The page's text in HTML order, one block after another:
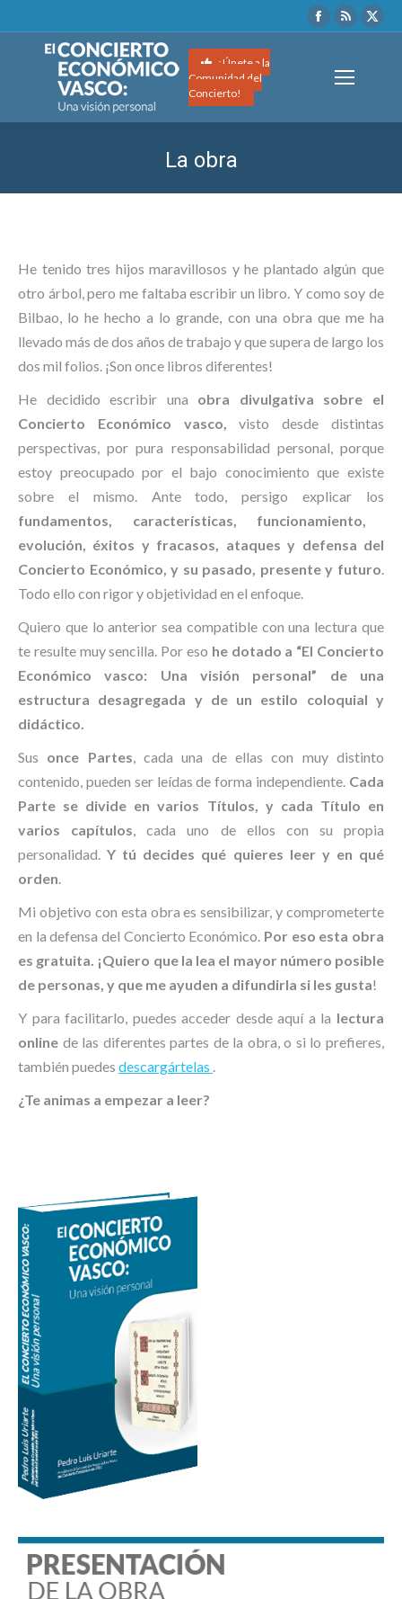
Facebook
page
in
Rss
page
in
X
¡Únete a la
Comunidad del
Concierto!
La obra
He tenido tres hijos maravillosos y he plantado algún que
otro árbol, pero me faltaba escribir un libro. Y como soy de
Bilbao, lo he hecho a lo grande, con una obra que me ha
llevado más de dos años de trabajo y que supera de largo los
dos mil folios. ¡Son once libros diferentes!
He decidido escribir una obra divulgativa sobre el
Concierto Económico vasco,visto desde distintas
perspectivas, por pura responsabilidad personal, porque
estoy preocupado por el bajo conocimiento que existe
sobre el mismo. Ante todo, persigo explicar los
fundamentos, características, funcionamiento,
evolución, éxitos y fracasos, ataques y defensa del
Concierto Económico, y su pasado, presente y futuro.
Todo ello con rigor y objetividad en el enfoque.
Quiero que lo anterior sea compatible con una lectura que
te resulte muy sencilla. Por eso he dotado a “El Concierto
Económico vasco: Una visión personal” de una
estructura desagregada y de un estilo coloquial y
didáctico.
Sus once Partes, cada una de ellas con muy distinto
contenido, pueden ser leídas de forma independiente. Cada
Parte se divide en varios Títulos, y cada Título en
varios capítulos, cada uno de ellos con su propia
personalidad.Y tú decides qué quieres leer y en qué
orden.
Mi objetivo con esta obra es sensibilizar, y comprometerte
en la defensa del Concierto Económico. Por eso esta obra
es gratuita. ¡Quiero que la lea el mayor número posible
de personas, y que me ayuden a difundirla si les gusta!
Y para facilitarlo, puedes acceder desde aquí a la lectura
online de las diferentes partes de la obra, o si lo prefieres,
también puedes descargártelas .
¿Te animas a empezar a leer?